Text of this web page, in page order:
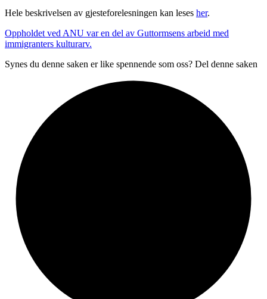
Hele beskrivelsen av gjesteforelesningen kan leses her.
Oppholdet ved ANU var en del av Guttormsens arbeid med
immigranters kulturarv.
Synes du denne saken er like spennende som oss? Del denne saken